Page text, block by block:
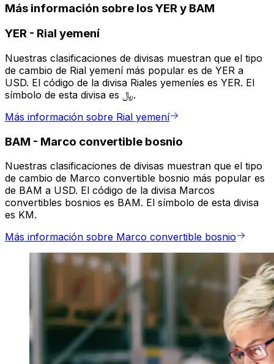
Más información sobre los YER y BAM
YER - Rial yemení
Nuestras clasificaciones de divisas muestran que el tipo
de cambio de Rial yemení más popular es de YER a
USD. El código de la divisa Riales yemeníes es YER. El
símbolo de esta divisa es ﷼.
Más información sobre Rial yemení
BAM - Marco convertible bosnio
Nuestras clasificaciones de divisas muestran que el tipo
de cambio de Marco convertible bosnio más popular es
de BAM a USD. El código de la divisa Marcos
convertibles bosnios es BAM. El símbolo de esta divisa
es KM.
Más información sobre Marco convertible bosnio